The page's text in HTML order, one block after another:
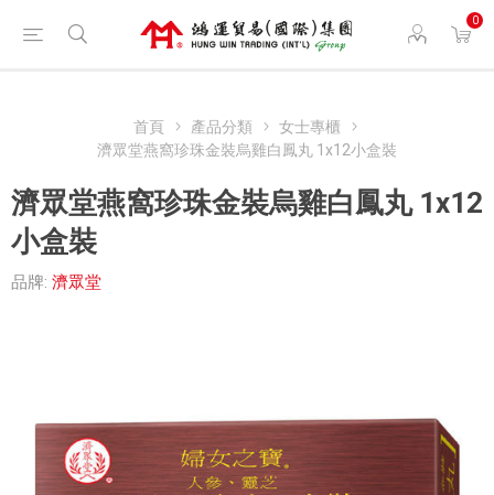
0
首頁 產品分類
女士專櫃
濟眾堂燕窩珍珠金裝烏雞白鳳丸 1x12小盒裝
濟眾堂燕窩珍珠金裝烏雞白鳳丸 1x12
小盒裝
品牌: 濟眾堂